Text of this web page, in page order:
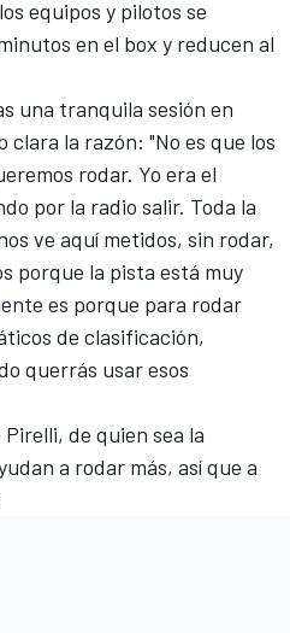
equipos y pilotos se
en el box y reducen al
una tranquila sesión en
clara la razón: "No es que los
rodar. Yo era el
por la radio salir. Toda la
ve aquí metidos, sin rodar,
porque la pista está muy
es porque para rodar
de clasificación,
querrás usar esos
de quien sea la
a rodar más, así que a